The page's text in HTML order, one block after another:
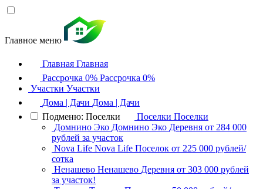
Главное меню
Главная Главная
Рассрочка 0% Рассрочка 0%
Участки Участки
Дома | Дачи Дома | Дачи
Подменю: Поселки
Поселки Поселки
Домнино Эко Домнино Эко Деревня от 284 000
рублей за участок
Nova Life Nova Life Поселок от 225 000 рублей/
сотка
Ненашево Ненашево Деревня от 303 000 рублей
за участок!